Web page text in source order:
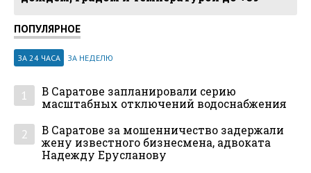
ПОПУЛЯРНОЕ
ЗА 24 ЧАСА ЗА НЕДЕЛЮ
1
В Саратове запланировали серию
масштабных отключений водоснабжения
2
В Саратове за мошенничество задержали
жену известного бизнесмена, адвоката
Надежду Ерусланову